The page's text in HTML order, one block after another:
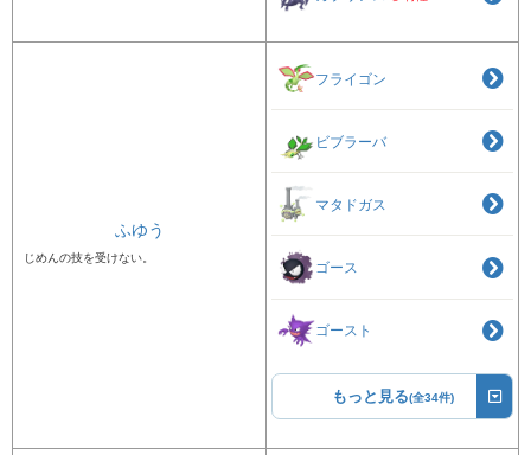
ふゆう
じめんの技を受けない。
フライゴン
ビブラーバ
マタドガス
ゴース
ゴースト
もっと見る(全34件)